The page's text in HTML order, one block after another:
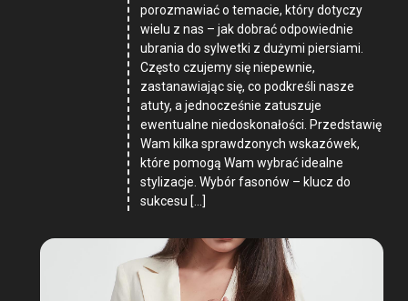
porozmawiać o temacie, który dotyczy
wielu z nas – jak dobrać odpowiednie
ubrania do sylwetki z dużymi piersiami.
Często czujemy się niepewnie,
zastanawiając się, co podkreśli nasze
atuty, a jednocześnie zatuszuje
ewentualne niedoskonałości. Przedstawię
Wam kilka sprawdzonych wskazówek,
które pomogą Wam wybrać idealne
stylizacje. Wybór fasonów – klucz do
sukcesu […]